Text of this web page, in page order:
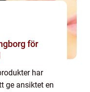
för
har
ge ansiktet en